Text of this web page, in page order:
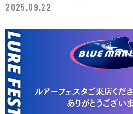
2025.09.22